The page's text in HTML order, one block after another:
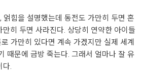
힘을 설명했는데 동전도 가만히 두면 혼
히 두면 사라진다. 상당히 연약한 아이들
가만히 있다면 계속 가겠지만 실제 세계
때문에 금방 죽는다. 그래서 얼마나 잘 유
다.